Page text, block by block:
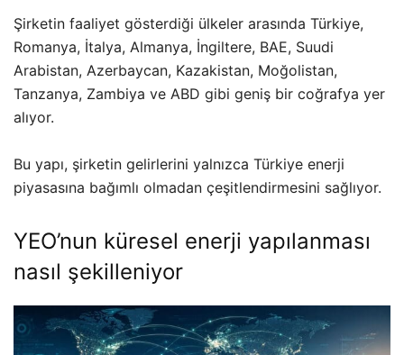
Şirketin faaliyet gösterdiği ülkeler arasında Türkiye,
Romanya, İtalya, Almanya, İngiltere, BAE, Suudi
Arabistan, Azerbaycan, Kazakistan, Moğolistan,
Tanzanya, Zambiya ve ABD gibi geniş bir coğrafya yer
alıyor.
Bu yapı, şirketin gelirlerini yalnızca Türkiye enerji
piyasasına bağımlı olmadan çeşitlendirmesini sağlıyor.
YEO’nun küresel enerji yapılanması
nasıl şekilleniyor